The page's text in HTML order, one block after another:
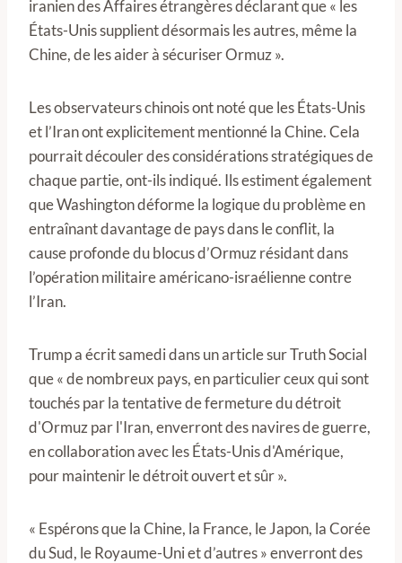
iranien des Affaires étrangères déclarant que « les
États-Unis supplient désormais les autres, même la
Chine, de les aider à sécuriser Ormuz ».
Les observateurs chinois ont noté que les États-Unis
et l’Iran ont explicitement mentionné la Chine. Cela
pourrait découler des considérations stratégiques de
chaque partie, ont-ils indiqué. Ils estiment également
que Washington déforme la logique du problème en
entraînant davantage de pays dans le conflit, la
cause profonde du blocus d’Ormuz résidant dans
l’opération militaire américano-israélienne contre
l’Iran.
Trump a écrit samedi dans un article sur Truth Social
que « de nombreux pays, en particulier ceux qui sont
touchés par la tentative de fermeture du détroit
d'Ormuz par l'Iran, enverront des navires de guerre,
en collaboration avec les États-Unis d'Amérique,
pour maintenir le détroit ouvert et sûr ».
« Espérons que la Chine, la France, le Japon, la Corée
du Sud, le Royaume-Uni et d’autres » enverront des